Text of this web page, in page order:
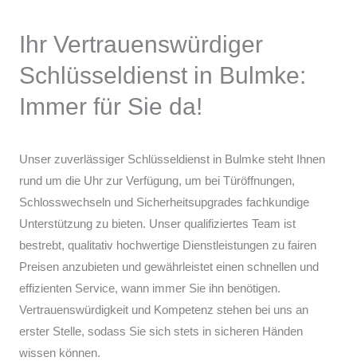
Ihr Vertrauenswürdiger
Schlüsseldienst in Bulmke:
Immer für Sie da!
Unser zuverlässiger Schlüsseldienst in Bulmke steht Ihnen
rund um die Uhr zur Verfügung, um bei Türöffnungen,
Schlosswechseln und Sicherheitsupgrades fachkundige
Unterstützung zu bieten. Unser qualifiziertes Team ist
bestrebt, qualitativ hochwertige Dienstleistungen zu fairen
Preisen anzubieten und gewährleistet einen schnellen und
effizienten Service, wann immer Sie ihn benötigen.
Vertrauenswürdigkeit und Kompetenz stehen bei uns an
erster Stelle, sodass Sie sich stets in sicheren Händen
wissen können.